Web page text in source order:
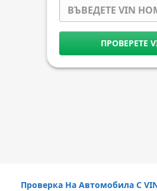
ПРОВЕРЕТЕ
Проверка На Автомобила С